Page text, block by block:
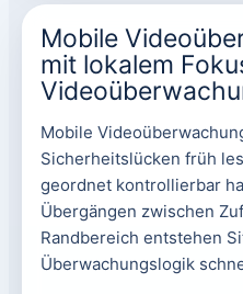
Mobile
mit lokalem
Mobile
Sicherheitslücken früh
geordnet kontrollierbar
Übergängen zwischen
Randbereich entstehen
Überwachungslogik